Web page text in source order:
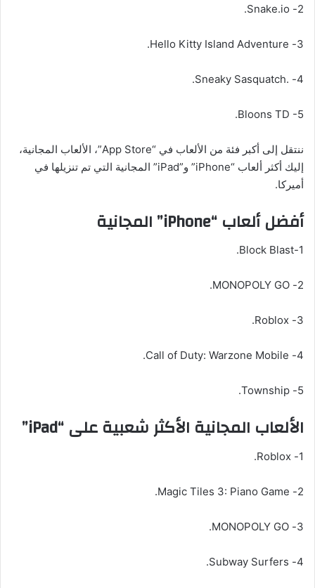
2- Snake.io.
3- Hello Kitty Island Adventure.
4- .Sneaky Sasquatch.
Bloons TD -5.
ننتقل إلى أكبر فئة من الألعاب في “App Store”، الألعاب المجانية،
إليك أكثر ألعاب “iPhone” و”iPad” المجانية التي تم تنزيلها في
أميركا.
أفضل ألعاب “iPhone” المجانية
1-Block Blast.
2- MONOPOLY GO.
3- Roblox.
4- Call of Duty: Warzone Mobile.
5- Township.
الألعاب المجانية الأكثر شعبية على “iPad”
1- Roblox.
2- Magic Tiles 3: Piano Game.
3- MONOPOLY GO.
4- Subway Surfers.